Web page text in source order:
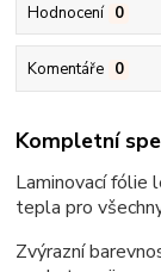
Hodnocení 0
Komentáře 0
Kompletní
Laminovací fólie
tepla pro
Zvýrazní